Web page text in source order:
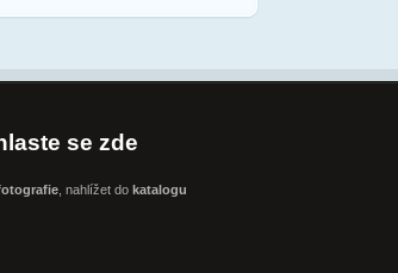
se zde
, nahlížet do katalogu